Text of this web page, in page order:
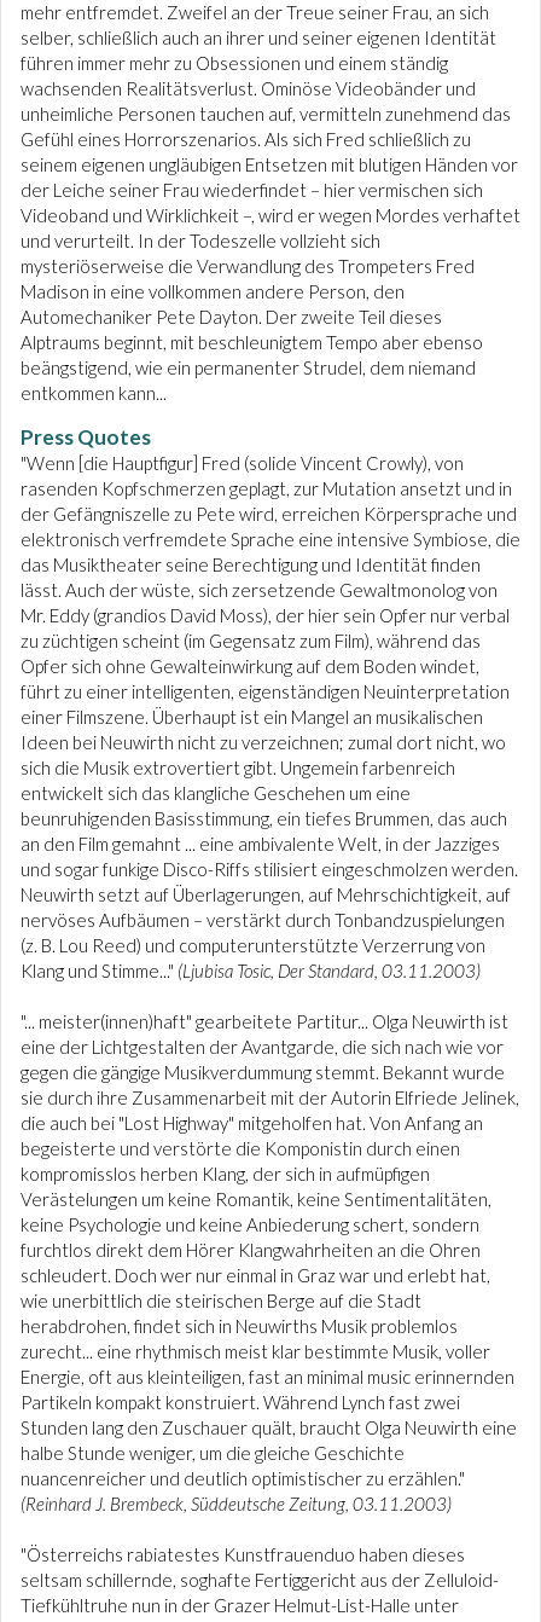
mehr entfremdet. Zweifel an der Treue seiner Frau, an sich
selber, schließlich auch an ihrer und seiner eigenen Identität
führen immer mehr zu Obsessionen und einem ständig
wachsenden Realitätsverlust. Ominöse Videobänder und
unheimliche Personen tauchen auf, vermitteln zunehmend das
Gefühl eines Horrorszenarios. Als sich Fred schließlich zu
seinem eigenen ungläubigen Entsetzen mit blutigen Händen vor
der Leiche seiner Frau wiederfindet – hier vermischen sich
Videoband und Wirklichkeit –, wird er wegen Mordes verhaftet
und verurteilt. In der Todeszelle vollzieht sich
mysteriöserweise die Verwandlung des Trompeters Fred
Madison in eine vollkommen andere Person, den
Automechaniker Pete Dayton. Der zweite Teil dieses
Alptraums beginnt, mit beschleunigtem Tempo aber ebenso
beängstigend, wie ein permanenter Strudel, dem niemand
entkommen kann...
Press Quotes
"Wenn [die Hauptfigur] Fred (solide Vincent Crowly), von
rasenden Kopfschmerzen geplagt, zur Mutation ansetzt und in
der Gefängniszelle zu Pete wird, erreichen Körpersprache und
elektronisch verfremdete Sprache eine intensive Symbiose, die
das Musiktheater seine Berechtigung und Identität finden
lässt. Auch der wüste, sich zersetzende Gewaltmonolog von
Mr. Eddy (grandios David Moss), der hier sein Opfer nur verbal
zu züchtigen scheint (im Gegensatz zum Film), während das
Opfer sich ohne Gewalteinwirkung auf dem Boden windet,
führt zu einer intelligenten, eigenständigen Neuinterpretation
einer Filmszene. Überhaupt ist ein Mangel an musikalischen
Ideen bei Neuwirth nicht zu verzeichnen; zumal dort nicht, wo
sich die Musik extrovertiert gibt. Ungemein farbenreich
entwickelt sich das klangliche Geschehen um eine
beunruhigenden Basisstimmung, ein tiefes Brummen, das auch
an den Film gemahnt ... eine ambivalente Welt, in der Jazziges
und sogar funkige Disco-Riffs stilisiert eingeschmolzen werden.
Neuwirth setzt auf Überlagerungen, auf Mehrschichtigkeit, auf
nervöses Aufbäumen – verstärkt durch Tonbandzuspielungen
(z. B. Lou Reed) und computerunterstützte Verzerrung von
Klang und Stimme..." (Ljubisa Tosic, Der Standard, 03.11.2003)
"... meister(innen)haft" gearbeitete Partitur... Olga Neuwirth ist
eine der Lichtgestalten der Avantgarde, die sich nach wie vor
gegen die gängige Musikverdummung stemmt. Bekannt wurde
sie durch ihre Zusammenarbeit mit der Autorin Elfriede Jelinek,
die auch bei "Lost Highway" mitgeholfen hat. Von Anfang an
begeisterte und verstörte die Komponistin durch einen
kompromisslos herben Klang, der sich in aufmüpfigen
Verästelungen um keine Romantik, keine Sentimentalitäten,
keine Psychologie und keine Anbiederung schert, sondern
furchtlos direkt dem Hörer Klangwahrheiten an die Ohren
schleudert. Doch wer nur einmal in Graz war und erlebt hat,
wie unerbittlich die steirischen Berge auf die Stadt
herabdrohen, findet sich in Neuwirths Musik problemlos
zurecht... eine rhythmisch meist klar bestimmte Musik, voller
Energie, oft aus kleinteiligen, fast an minimal music erinnernden
Partikeln kompakt konstruiert. Während Lynch fast zwei
Stunden lang den Zuschauer quält, braucht Olga Neuwirth eine
halbe Stunde weniger, um die gleiche Geschichte
nuancenreicher und deutlich optimistischer zu erzählen."
(Reinhard J. Brembeck, Süddeutsche Zeitung, 03.11.2003)
"Österreichs rabiatestes Kunstfrauenduo haben dieses
seltsam schillernde, soghafte Fertiggericht aus der Zelluloid-
Tiefkühltruhe nun in der Grazer Helmut-List-Halle unter